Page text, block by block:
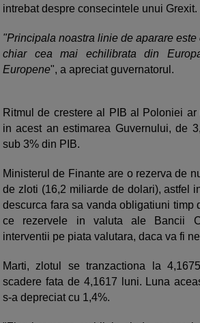
intrebat despre consecintele unui Grexit.
"Principala noastra linie de aparare
chiar cea mai echilibrata din
Europene", a apreciat guvernatorul.
Ritmul de crestere al PIB al Poloniei
in acest an estimarea Guvernului, de
sub 3% din PIB.
Ministerul de Finante are o rezerva de
de zloti (16,2 miliarde de dolari), astfel
descurca fara sa vanda obligatiuni timp
ce rezervele in valuta ale Bancii
interventii pe piata valutara, daca va fi
Marti, zlotul se tranzactiona la
scadere fata de 4,1617 luni. Luna
s-a depreciat cu 1,4%.